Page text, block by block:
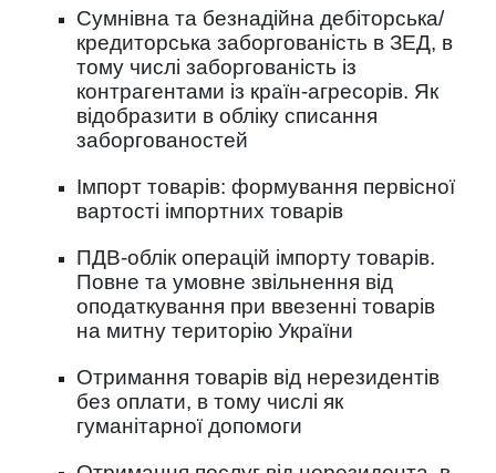
Сумнівна та безнадійна дебіторська/
кредиторська заборгованість в ЗЕД, в
тому числі заборгованість із
контрагентами із країн-агресорів. Як
відобразити в обліку списання
заборгованостей
Імпорт товарів: формування первісної
вартості імпортних товарів
ПДВ-облік операцій імпорту товарів.
Повне та умовне звільнення від
оподаткування при ввезенні товарів
на митну територію України
Отримання товарів від нерезидентів
без оплати, в тому числі як
гуманітарної допомоги